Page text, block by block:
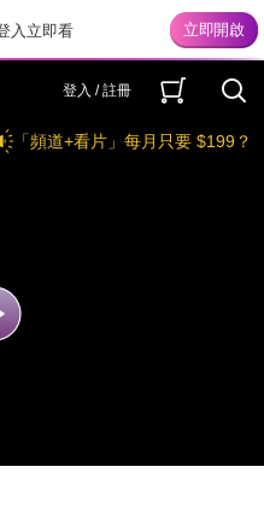
入立即看
登入 / 註冊
「頻道+看片」每月只要 $199？